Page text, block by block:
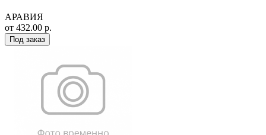
АРАВИЯ
от 432.00 р.
Под заказ